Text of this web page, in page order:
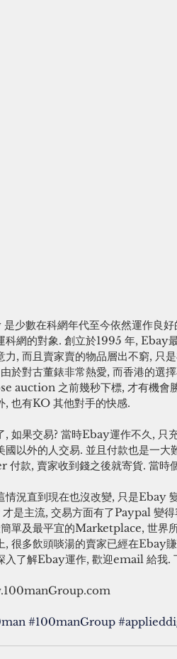
少數在科網年代至今依然運作良
科網的對象. 創立於1995 年, Ebay
力, 而且賣家賣的物品層出不窮,
於對古董錶非常熱愛, 而香港的選
auction 之前幾秒下標, 才有機會
, 也有KO 其他對手的快感.
, 如果交易? 當時Ebay運作不久, 只
國以外的人交易. 並且付款也是一
付款, 賣家收到錢之後就寄貨. 當時
情況直到現在也沒改變, 只是Ebay
是主流, 交易方面有了Paypal 變
單及最平宜的Marketplace, 世界
, 很多飲頭啖湯的賣家已經在Ebay
入了解Ebay運作, 歡迎email 給我.
#100manGroup